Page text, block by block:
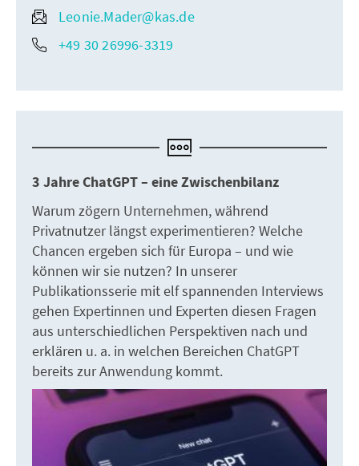
Leonie.Mader@kas.de
+49 30 26996-3319
3 Jahre ChatGPT – eine Zwischenbilanz
Warum zögern Unternehmen, während
Privatnutzer längst experimentieren? Welche
Chancen ergeben sich für Europa – und wie
können wir sie nutzen? In unserer
Publikationsserie mit elf spannenden Interviews
gehen Expertinnen und Experten diesen Fragen
aus unterschiedlichen Perspektiven nach und
erklären u. a. in welchen Bereichen ChatGPT
bereits zur Anwendung kommt.